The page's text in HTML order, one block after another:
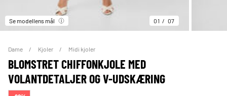
Se modellens mål 01 07
Dame Kjoler Midi kjoler
BLOMSTRET CHIFFONKJOLE MED
VOLANTDETALJER OG V-UDSKÆRING